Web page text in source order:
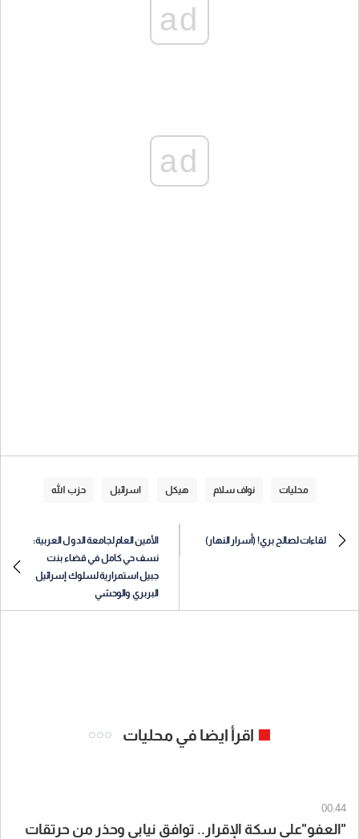
ad
ad
محليات نواف سلام هيكل اسرائبل حزب الله
لقاءات لصالح بري! (أسرار النهار)
الأمين العام لجامعة الدول العربية:
نسف حي كامل في قضاء بنت
جبيل استمرارية لسلوك إسرائيل
البربري والوحشي
اقرأ ايضا في محليات
00:44
"العفو"على سكة الإقرار.. توافق نيابي وحذر من حرتقات